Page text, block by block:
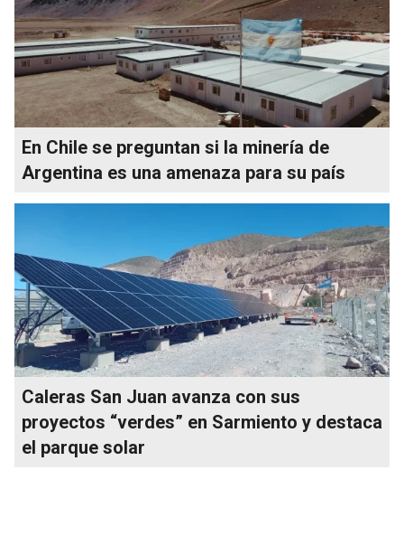
En Chile se preguntan si la minería de
Argentina es una amenaza para su país
Caleras San Juan avanza con sus
proyectos “verdes” en Sarmiento y destaca
el parque solar